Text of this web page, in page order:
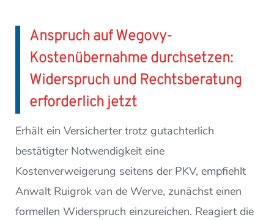
Anspruch auf Wegovy-
Kostenübernahme durchsetzen:
Widerspruch und Rechtsberatung
erforderlich jetzt
Erhält ein Versicherter trotz gutachterlich
bestätigter Notwendigkeit eine
Kostenverweigerung seitens der PKV, empfiehlt
Anwalt Ruigrok van de Werve, zunächst einen
formellen Widerspruch einzureichen. Reagiert die